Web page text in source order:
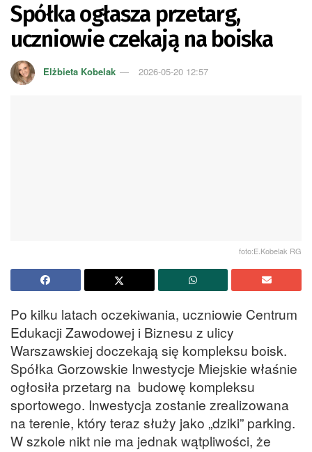
Spółka ogłasza przetarg,
uczniowie czekają na boiska
Elżbieta Kobelak 2026-05-20 12:57
foto:E.Kobelak RG
Po kilku latach oczekiwania, uczniowie Centrum
Edukacji Zawodowej i Biznesu z ulicy
Warszawskiej doczekają się kompleksu boisk.
Spółka Gorzowskie Inwestycje Miejskie właśnie
ogłosiła przetarg na budowę kompleksu
sportowego. Inwestycja zostanie zrealizowana
na terenie, który teraz służy jako „dziki” parking.
W szkole nikt nie ma jednak wątpliwości, że